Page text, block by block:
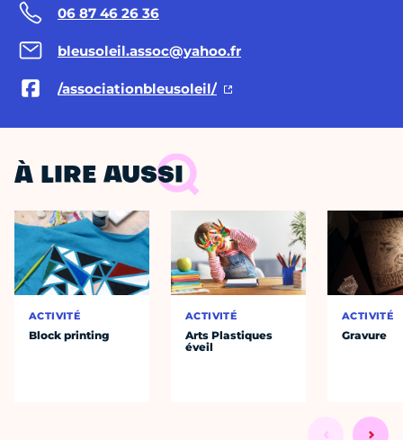
06 87 46 26 36
bleusoleil.assoc@yahoo.fr
/associationbleusoleil/
À LIRE AUSSI
ACTIVITÉ
Block printing
ACTIVITÉ
Arts Plastiques
éveil
ACTIVITÉ
Gravure